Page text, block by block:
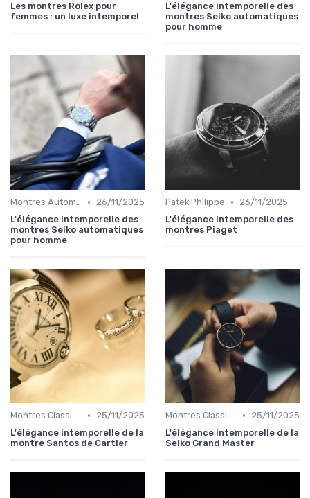
Les montres Rolex pour
femmes : un luxe intemporel
L'élégance intemporelle des
montres Seiko automatiques
pour homme
Montres Automatiques •
26/11/2025
L'élégance intemporelle des
montres Seiko automatiques
pour homme
Patek Philippe •
26/11/2025
L'élégance intemporelle des
montres Piaget
Montres Classiques •
25/11/2025
L'élégance intemporelle de la
montre Santos de Cartier
Montres Classiques •
25/11/2025
L'élégance intemporelle de la
Seiko Grand Master